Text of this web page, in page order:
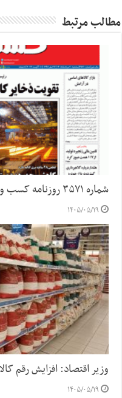
مطالب مرتبط
شماره ۳۵۷۱ روزنامه کسب و کار
۱۴۰۵/۰۵/۱۹
وزیر اقتصاد: افزایش رقم
۱۴۰۵/۰۵/۱۹